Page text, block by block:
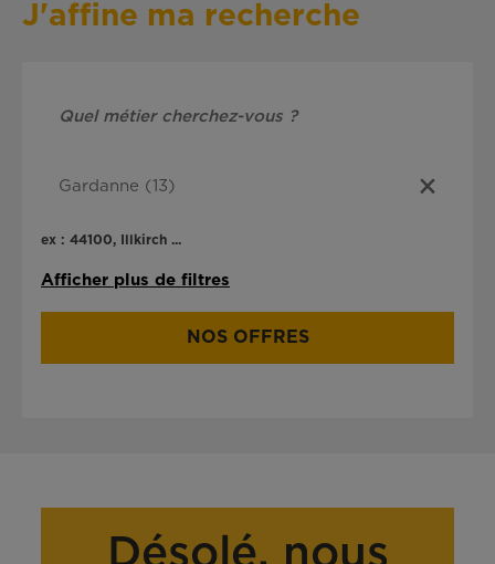
J'affine ma recherche
ex : 44100, Illkirch ...
Afficher plus de filtres
NOS OFFRES
Désolé, nous